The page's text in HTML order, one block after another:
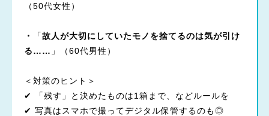
（50代女性）
・ 「故人が大切にしていたモノを捨てるのは気が引け
る…… 」（60代男性）
＜対策のヒント＞
✔ 「残す」と決めたものは1箱まで、などルールを
✔ 写真はスマホで撮ってデジタル保管するのも◎